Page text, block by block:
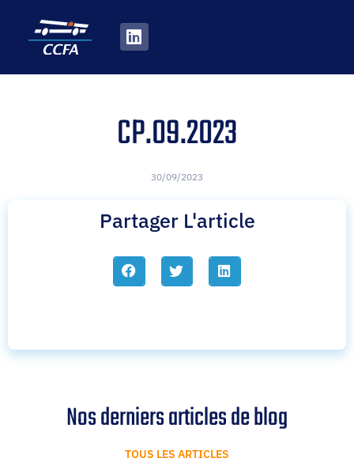
CP.09.2023
30/09/2023
Partager L'article
Nos derniers articles de blog
TOUS LES ARTICLES